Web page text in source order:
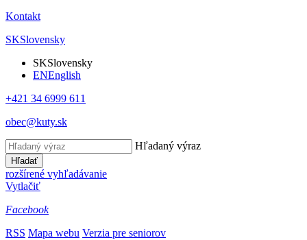
Kontakt
SKSlovensky
SKSlovensky
ENEnglish
+421 34 6999 611
obec@kuty.sk
Hľadaný výraz
Hľadať
rozšírené vyhľadávanie
Vytlačiť
Facebook
RSS Mapa webu Verzia pre seniorov